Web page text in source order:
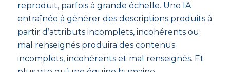
reproduit, parfois à grande échelle. Une IA
entraînée à générer des descriptions produits à
partir d’attributs incomplets, incohérents ou
mal renseignés produira des contenus
incomplets, incohérents et mal renseignés. Et